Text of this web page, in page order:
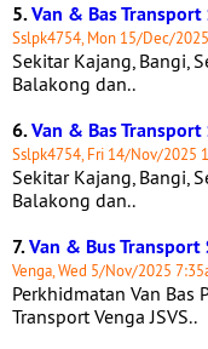
5.Van & Bas Transport
Sslpk4754, Mon 15/Dec/
Sekitar Kajang, Bangi,
Balakong dan..
6.Van & Bas Transport
Sslpk4754, Fri 14/Nov/2025
Sekitar Kajang, Bangi,
Balakong dan..
7.Van & Bus Transport
Venga, Wed 5/Nov/2025
Perkhidmatan Van Bas
Transport Venga JSVS..